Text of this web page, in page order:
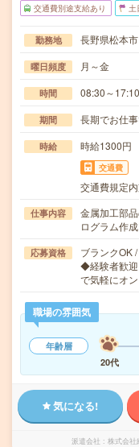
交通費別途支給あり 土
勤務地 長野県松本市
曜日頻度 月～金
時間 08:30～17:10
期間 長期でお仕
時給 時給1300円
交通費
交通費規定
仕事内容
金属加工部
ログラム作
応募資格
ブランクOK
◆経験者歓迎
で気軽にオ
職場の雰囲気
年齢層
20代
気になる!
派遣会社 株式会社